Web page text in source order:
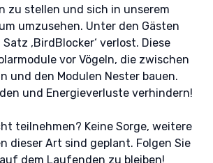
zu stellen und sich in unserem
umzusehen. Unter den Gästen
‚BirdBlocker‘ verlost. Diese
vor Vögeln, die zwischen
und den Modulen Nester bauen.
und Energieverluste verhindern!
teilnehmen? Keine Sorge, weitere
dieser Art sind geplant. Folgen Sie
dem Laufenden zu bleiben!